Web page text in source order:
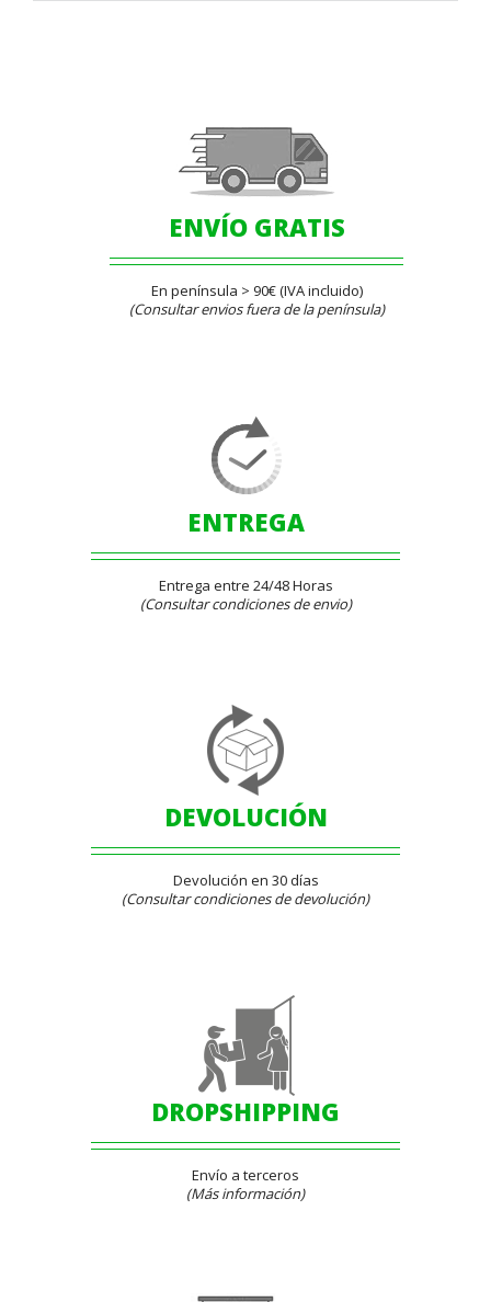
ENVÍO GRATIS
En península > 90€ (IVA incluido)
(Consultar envios fuera de la península)
ENTREGA
Entrega entre 24/48 Horas
(Consultar condiciones de envio)
DEVOLUCIÓN
Devolución en 30 días
(Consultar condiciones de devolución)
DROPSHIPPING
Envío a terceros
(Más información)